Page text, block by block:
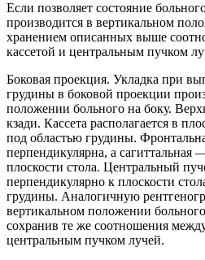
Если позволяет состояние
производится в вертикальном
хранением описанных выше
кассетой и центральным пучком
Боковая проекция. Укладка при
грудины в боковой проекции
положении больного на боку.
кзади. Кассета располагается в
под областью грудины.
перпендикулярна, а сагиттальная
плоскости стола. Центральный
перпендикулярно к плоскости
грудины. Аналогичную
вертикальном положении
сохранив те же соотношения
центральным пучком лучей.